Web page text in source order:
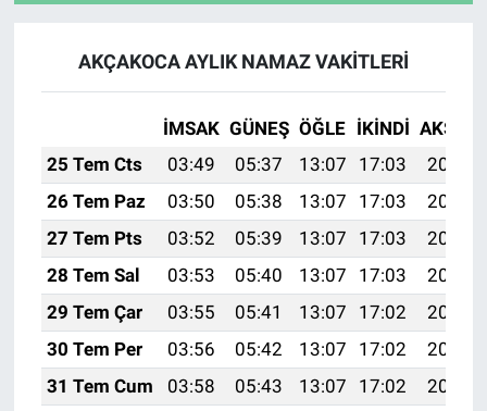
AKÇAKOCA AYLIK NAMAZ VAKITLERI
İMSAK GÜNEŞ ÖĞLE İKINDI AKŞAM
25 Tem Cts
03:49 05:37 13:07 17:03
20:27
26 Tem Paz
03:50 05:38 13:07 17:03
20:26
27 Tem Pts
03:52 05:39 13:07 17:03
20:25
28 Tem Sal
03:53 05:40 13:07 17:03
20:24
29 Tem Çar
03:55 05:41 13:07 17:02
20:23
30 Tem Per
03:56 05:42 13:07 17:02
20:22
31 Tem Cum
03:58 05:43 13:07 17:02
20:21